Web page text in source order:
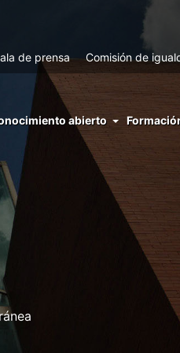
de prensa Comisión de
abierto